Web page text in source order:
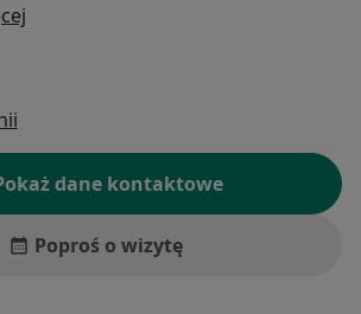
dane kontaktowe
Poproś o wizytę